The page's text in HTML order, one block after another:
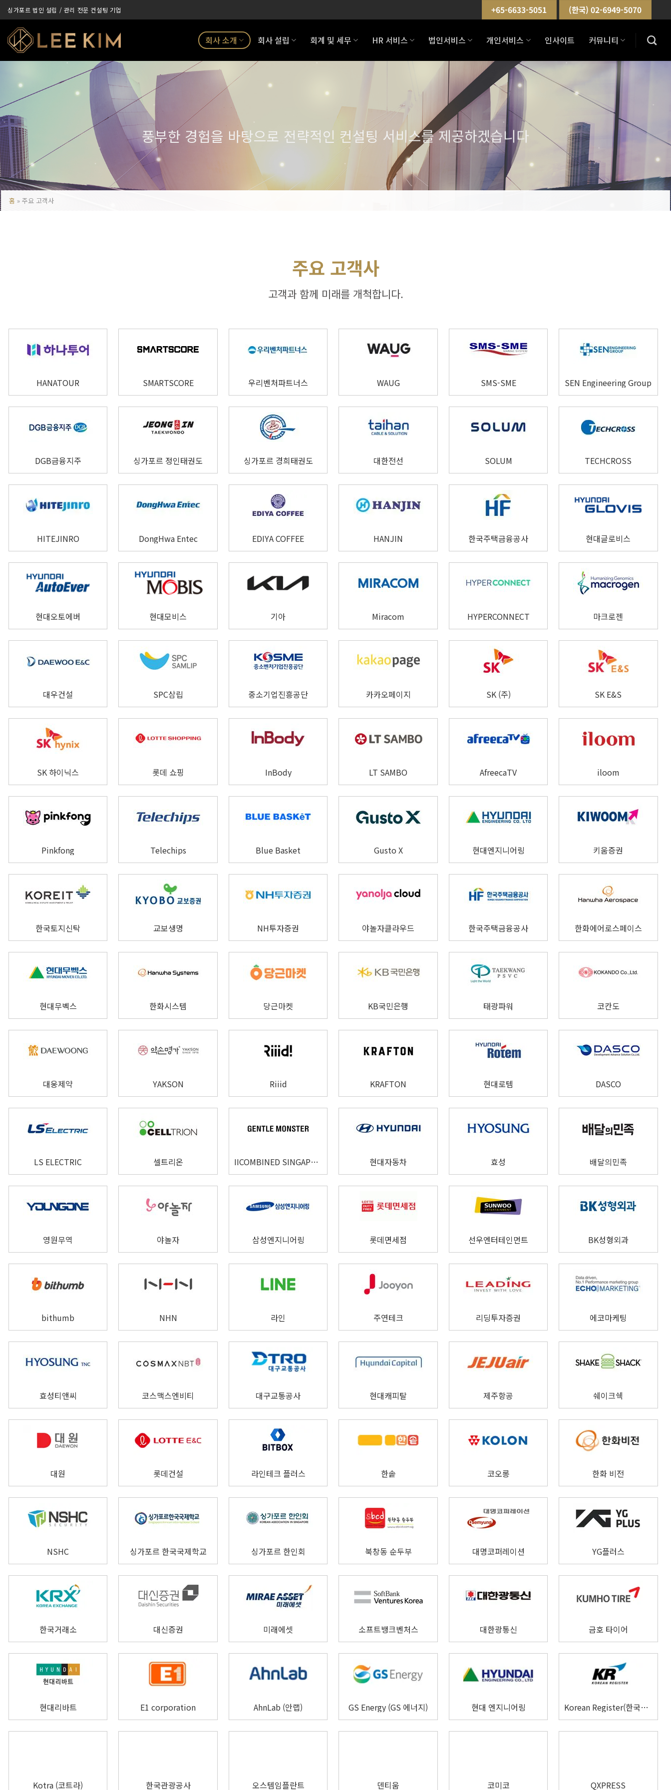
Skip
to
content
싱가포르 법인 설립 / 관리 전문 컨설팅 기업 +65-6633-5051 (한국) 02-6949-5070
회사 소개 회사 설립 회계 및 세무 HR 서비스 법인서비스 개인서비스 인사이트 커뮤니티
풍부한 경험을 바탕으로 전략적인 컨설팅 서비스를 제공하겠습니다
홈 » 주요 고객사
주요 고객사
고객과 함께 미래를 개척합니다.
HANATOUR SMARTSCORE 우리벤처파트너스 WAUG SMS-SME SEN Engineering Group
DGB금융지주 싱가포르 정인태권도 싱가포르 경희태권도 대한전선 SOLUM TECHCROSS
HITEJINRO DongHwa Entec EDIYA COFFEE HANJIN 한국주택금융공사 현대글로비스
현대오토에버 현대모비스 기아 Miracom HYPERCONNECT 마크로젠
대우건설 SPC삼립 중소기업진흥공단 카카오페이지​ SK (주) SK E&S
SK 하이닉스 롯데 쇼핑 InBody LT SAMBO AfreecaTV iloom
Pinkfong Telechips Blue Basket Gusto X 현대엔지니어링 키움증권
한국토지신탁 교보생명 NH투자증권 야놀자클라우드 한국주택금융공사 한화에어로스페이스
현대무벡스 한화시스템 당근마켓 KB국민은행 태광파워 코칸도
대웅제약 YAKSON Riiid KRAFTON 현대로템 DASCO
LS ELECTRIC 셀트리온 IICOMBINED SINGAPORE PTE. LTD. 현대자동차 효성 배달의민족
영원무역 야놀자 삼성엔지니어링 롯데면세점 선우엔터테인먼트 BK성형외과
bithumb NHN 라인 주연테크 리딩투자증권 에코마케팅
효성티앤씨 코스맥스엔비티 대구교통공사 현대캐피탈 제주항공 쉐이크쉑
대원 롯데건설 라인테크 플러스 한솥 코오롱 한화 비전
NSHC 싱가포르 한국국제학교 싱가포르 한인회 북창동 순두부 대명코퍼레이션 YG플러스
한국거래소 대신증권 미래에셋 소프트뱅크벤처스 대한광통신 금호 타이어
현대리바트 E1 corporation AhnLab (안랩) GS Energy (GS 에너지) 현대 엔지니어링 Korean Register(한국선급)
Kotra (코트라) 한국관광공사 오스템임플란트 덴티움 코미코 QXPRESS